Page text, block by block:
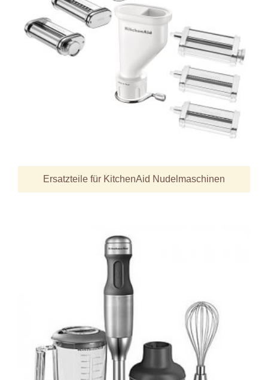
Ersatzteile für KitchenAid Nudelmaschinen